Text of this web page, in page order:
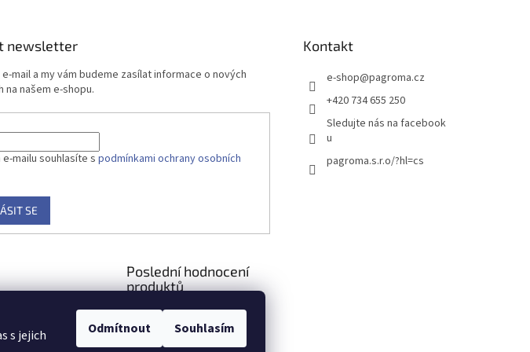
s jejich
Odmítnout Souhlasím
newsletter
mail a my vám budeme zasílat informace o nových
našem e-shopu.
e-mailu souhlasíte s podmínkami ochrany osobních
SE
Kontakt
e-shop@pagroma.cz
+420 734 655 250
Sledujte nás na facebook
u
pagroma.s.r.o/?hl=cs
Poslední hodnocení
produktů
Hodnocení produktu je 5 z 5 hvězdiček.